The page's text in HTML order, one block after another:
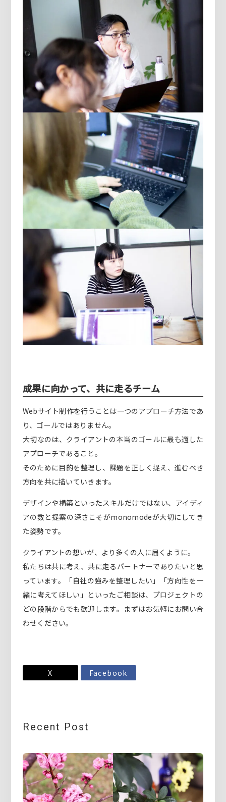
成果に向かって、共に走るチーム
Webサイト制作を行うことは一つのアプローチ方法であ
り、ゴールではありません。
大切なのは、クライアントの本当のゴールに最も適した
アプローチであること。
そのために目的を整理し、課題を正しく捉え、進むべき
方向を共に描いていきます。
デザインや構築といったスキルだけではない、アイディ
アの数と提案の深さこそがmonomodeが大切にしてき
た姿勢です。
クライアントの想いが、より多くの人に届くように。
私たちは共に考え、共に走るパートナーでありたいと思
っています。「自社の強みを整理したい」「方向性を一
緒に考えてほしい」といったご相談は、プロジェクトの
どの段階からでも歓迎します。まずはお気軽にお問い合
わせください。
X Facebook
Recent Post